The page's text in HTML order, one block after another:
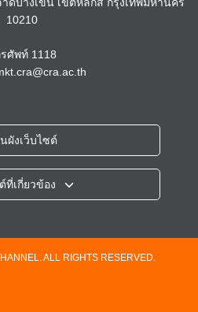
ดบางเขน เขตหลักสี่ กรุงเทพมหานคร
10210
ศัพท์ 1118
ผังเว็บไซต์
ที่เกี่ยวข้อง
รณ์
ร์การแพทย์เจ้าฟ้าจุฬาภรณ์
ALL RIGHTS RESERVED.